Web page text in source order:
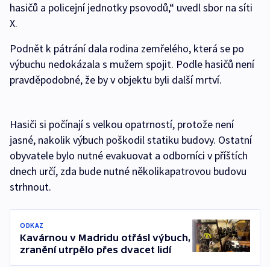
hasičů a policejní jednotky psovodů,“ uvedl sbor na síti
X.
Podnět k pátrání dala rodina zemřelého, která se po
výbuchu nedokázala s mužem spojit. Podle hasičů není
pravděpodobné, že by v objektu byli další mrtví.
Hasiči si počínají s velkou opatrností, protože není
jasné, nakolik výbuch poškodil statiku budovy. Ostatní
obyvatele bylo nutné evakuovat a odborníci v příštích
dnech určí, zda bude nutné několikapatrovou budovu
strhnout.
ODKAZ
Kavárnou v Madridu otřásl výbuch,
zranění utrpělo přes dvacet lidí